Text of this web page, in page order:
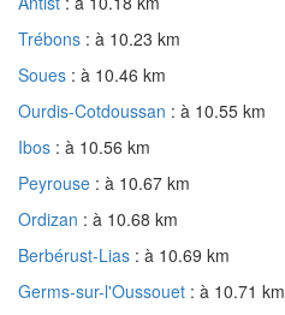
Trébons : à 10.23 km
Soues : à 10.46 km
Ourdis-Cotdoussan : à 10.55 km
Ibos : à 10.56 km
Peyrouse : à 10.67 km
Ordizan : à 10.68 km
Berbérust-Lias : à 10.69 km
Germs-sur-l'Oussouet : à 10.71 km